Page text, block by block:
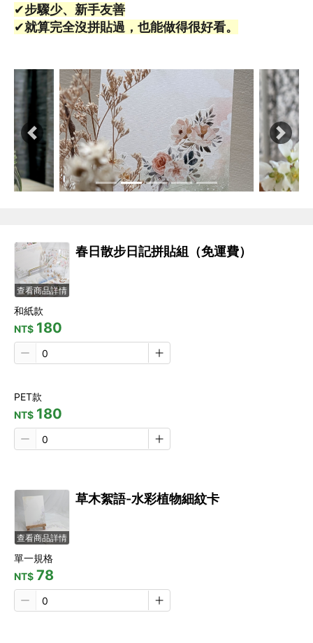
✔步驟少、新手友善
✔就算完全沒拼貼過，也能做得很好看。
Previous Next
查看商品詳情
春日散步日記拼貼組（免運費）
和紙款
NT$ 180
PET款
NT$ 180
查看商品詳情
草木絮語-水彩植物細紋卡
單一規格
NT$ 78